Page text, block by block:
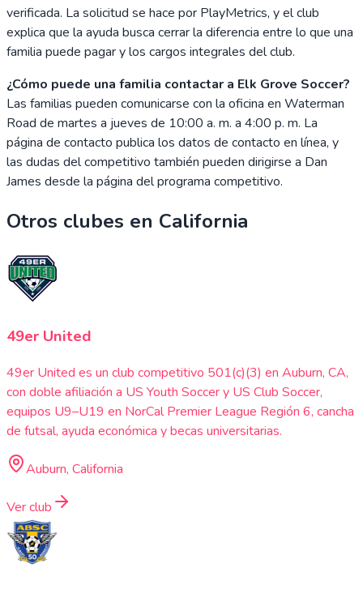
verificada. La solicitud se hace por PlayMetrics, y el club
explica que la ayuda busca cerrar la diferencia entre lo que una
familia puede pagar y los cargos integrales del club.
¿Cómo puede una familia contactar a Elk Grove Soccer?
Las familias pueden comunicarse con la oficina en Waterman
Road de martes a jueves de 10:00 a. m. a 4:00 p. m. La
página de contacto publica los datos de contacto en línea, y
las dudas del competitivo también pueden dirigirse a Dan
James desde la página del programa competitivo.
Otros clubes en California
49er United
49er United es un club competitivo 501(c)(3) en Auburn, CA,
con doble afiliación a US Youth Soccer y US Club Soccer,
equipos U9–U19 en NorCal Premier League Región 6, cancha
de futsal, ayuda económica y becas universitarias.
Auburn, California
Ver club